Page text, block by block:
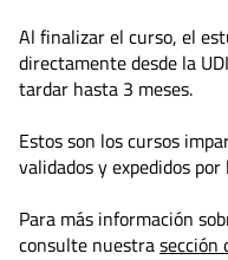
Al finalizar el curso, el
directamente desde la
tardar hasta 3 meses.
Estos son los cursos
validados y expedidos por
Para más información
consulte nuestrasección